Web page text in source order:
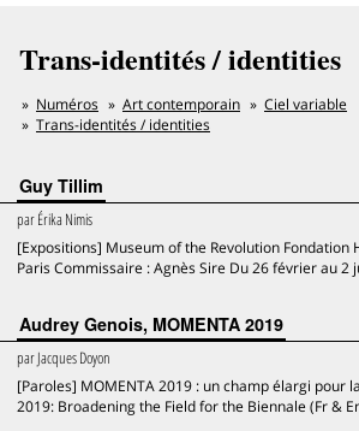
Trans-identités / identities
Numéros Art contemporain
Ciel variable
Trans-identités / identities
Guy Tillim
parÉrika Nimis
[Expositions] Museum of the Revolution Fondation
Paris Commissaire : Agnès Sire Du 26 février au 2
Audrey Genois, MOMENTA 2019
parJacques Doyon
[Paroles] MOMENTA 2019 : un champ élargi pour
2019: Broadening the Field for the Biennale (Fr &